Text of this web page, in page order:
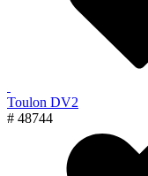
Toulon DV2
# 48744